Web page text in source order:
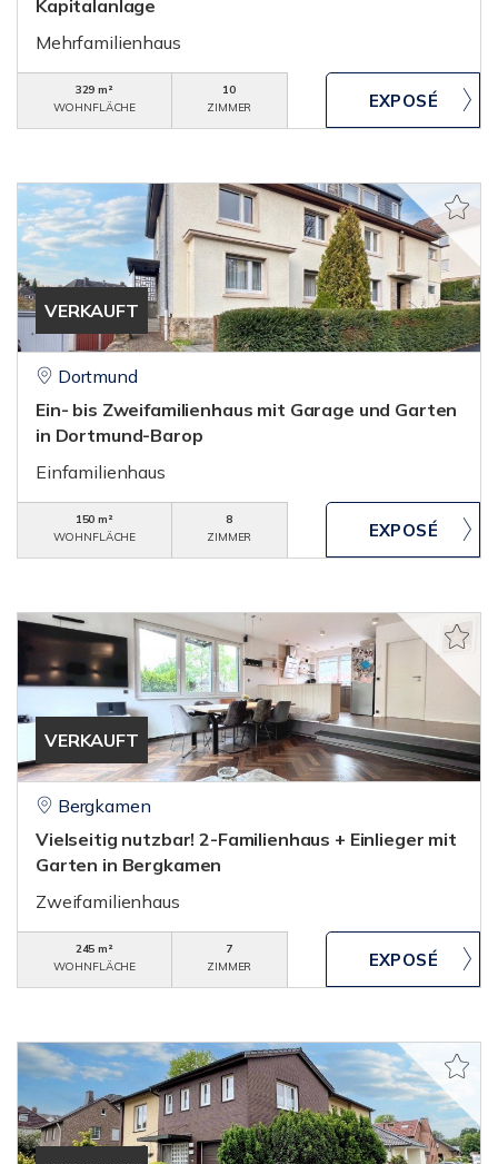
Kapitalanlage
Mehrfamilienhaus
329 m²
WOHNFLÄCHE
10
ZIMMER
VERKAUFT
Dortmund
Ein- bis Zweifamilienhaus mit Garage und Garten
in Dortmund-Barop
Einfamilienhaus
150 m²
WOHNFLÄCHE
8
ZIMMER
VERKAUFT
Bergkamen
Vielseitig nutzbar! 2-Familienhaus + Einlieger mit
Garten in Bergkamen
Zweifamilienhaus
245 m²
WOHNFLÄCHE
7
ZIMMER